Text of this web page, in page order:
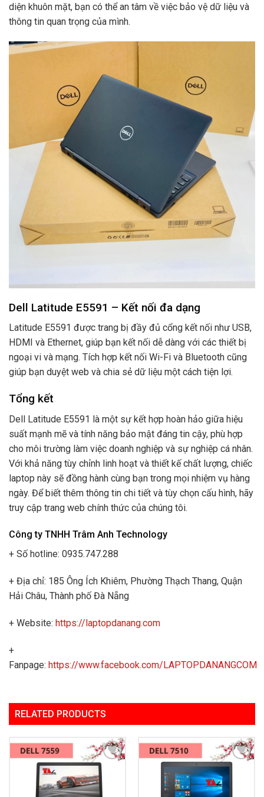
diện khuôn mặt, bạn có thể an tâm về việc bảo vệ dữ liệu và
thông tin quan trọng của mình.
Dell Latitude E5591 – Kết nối đa dạng
Latitude E5591 được trang bị đầy đủ cổng kết nối như USB,
HDMI và Ethernet, giúp bạn kết nối dễ dàng với các thiết bị
ngoại vi và mạng. Tích hợp kết nối Wi-Fi và Bluetooth cũng
giúp bạn duyệt web và chia sẻ dữ liệu một cách tiện lợi.
Tổng kết
Dell Latitude E5591 là một sự kết hợp hoàn hảo giữa hiệu
suất mạnh mẽ và tính năng bảo mật đáng tin cậy, phù hợp
cho môi trường làm việc doanh nghiệp và sự nghiệp cá nhân.
Với khả năng tùy chỉnh linh hoạt và thiết kế chất lượng, chiếc
laptop này sẽ đồng hành cùng bạn trong mọi nhiệm vụ hàng
ngày. Để biết thêm thông tin chi tiết và tùy chọn cấu hình, hãy
truy cập trang web chính thức của chúng tôi.
Công ty TNHH Trâm Anh Technology
+ Số hotline: 0935.747.288
+ Địa chỉ: 185 Ông Ích Khiêm, Phường Thạch Thang, Quận
Hải Châu, Thành phố Đà Nẵng
+ Website: https://laptopdanang.com
+
Fanpage: https://www.facebook.com/LAPTOPDANANGCOM
RELATED PRODUCTS
Add to
Wishlist
Add to
Wishlist